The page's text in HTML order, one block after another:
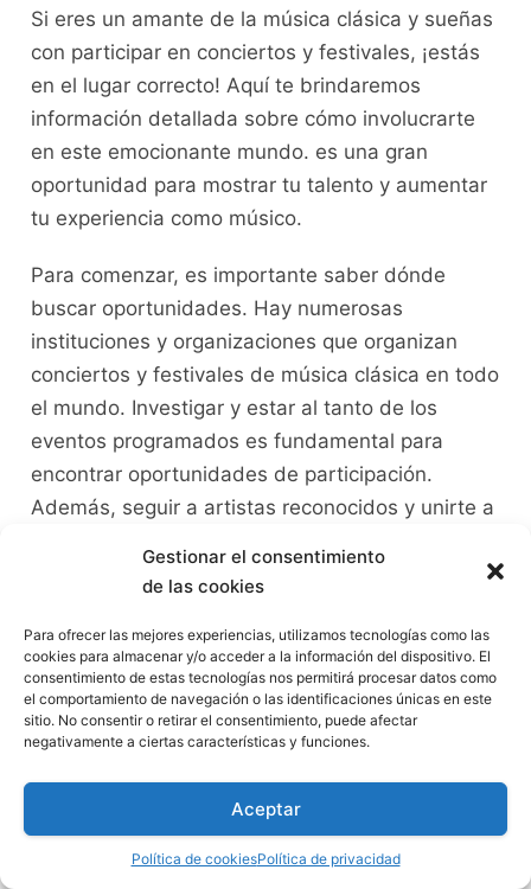
Gestionar el consentimiento
de las cookies
Para ofrecer las mejores experiencias, utilizamos tecnologías como las
cookies para almacenar y/o acceder a la información del dispositivo. El
consentimiento de estas tecnologías nos permitirá procesar datos como
el comportamiento de navegación o las identificaciones únicas en este
sitio. No consentir o retirar el consentimiento, puede afectar
negativamente a ciertas características y funciones.
Aceptar
Política de cookiesPolítica de privacidad
Si eres ⁢un amante de la música ⁤clásica y sueñas
con participar en conciertos y festivales, ¡estás
en el lugar correcto! Aquí te⁢ brindaremos
⁣información‍ detallada sobre cómo⁤ involucrarte
en‌ este emocionante mundo. es una gran
oportunidad para mostrar tu talento y⁤ aumentar
⁢tu experiencia como músico.
Para comenzar, es importante saber ‍dónde
buscar oportunidades. ⁤Hay numerosas
instituciones‍ y organizaciones que organizan
conciertos y ‌festivales de música clásica ⁢en todo
el⁢ mundo. Investigar ‍y estar al tanto de ⁢los
eventos programados es fundamental⁣ para
encontrar oportunidades ⁤de participación.
Además,‌ seguir a artistas reconocidos⁢ y unirte a
brindarte información actualizada sobre
Al participar en audiciones para ⁢conciertos y⁢
festivales, es esencial prepararse
adecuadamente. Aquí hay algunas‍
Selecciona el repertorio adecuado:
piezas ⁢que demuestren tu habilidad técnica